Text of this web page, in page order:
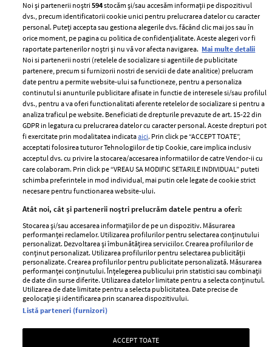
ELLE Style Awards
2024
Despre ELLE
Romania
Contact
Abonamente
Termeni si conditii
Politica de
confidențialitate
Politica de cookies
Publicitate
GSP
Unica
Baby
Retete
femei
Viva
Avantaje
Retete practice
Pariază responsabil! Decizia ONJN nr. 821/25.09.2025.
Jocurile de noroc sunt interzise minorilor.
Noi și partenerii noștri594stocăm și/sau accesăm informații pe dispozitivul
dvs., precum identificatorii cookie unici pentru prelucrarea datelor cu caracter
personal. Puteți accepta sau gestiona alegerile dvs. făcând clic mai jos sau în
orice moment, pe pagina cu politica de confidențialitate. Aceste alegeri vor fi
raportate partenerilor noștri și nu vă vor afecta navigarea. Mai multe detalii
Noi si partenerii nostri (retelele de socializare si agentiile de publicitate
partenere, precum si furnizorii nostri de servicii de date analitice) prelucram
date pentru a permite website-ului sa functioneze, pentru a personaliza
continutul si anunturile publicitare afisate in functie de interesele si/sau profilul
dvs., pentru a va oferi functionalitati aferente retelelor de socializare si pentru a
analiza traficul pe website. Beneficiati de drepturile prevazute de art. 15-22 din
GDPR in legatura cu prelucrarea datelor cu caracter personal. Aceste drepturi pot
fi exercitate prin modalitatea indicataaici. Prin click pe “ACCEPT TOATE”,
acceptati folosirea tuturor Tehnologiilor de tip Cookie, care implica inclusiv
acceptul dvs. cu privire la stocarea/accesarea informatiilor de catre Vendor-ii cu
care colaboram. Prin click pe “VREAU SA MODIFIC SETARILE INDIVIDUAL” puteti
schimba preferintele in mod individual, mai putin cele legate de cookie strict
necesare pentru functionarea website-ului.
Atât noi, cât și partenerii noștri prelucrăm datele pentru a oferi:
Stocarea și/sau accesarea informațiilor de pe un dispozitiv. Măsurarea
performanței reclamelor. Utilizarea profilurilor pentru selectarea conținutului
personalizat. Dezvoltarea și îmbunătățirea serviciilor. Crearea profilurilor de
conținut personalizat. Utilizarea profilurilor pentru selectarea publicității
personalizate. Crearea profilurilor pentru publicitate personalizată. Măsurarea
performanței conținutului. Înțelegerea publicului prin statistici sau combinații
de date din surse diferite. Utilizarea datelor limitate pentru a selecta conținutul.
Utilizarea de date limitate pentru a selecta publicitatea. Date precise de
geolocație și identificarea prin scanarea dispozitivului.
Listă parteneri (furnizori)
ACCEPT TOATE